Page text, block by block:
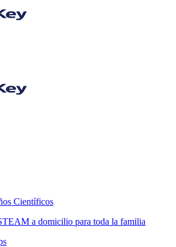
Científicos
a domicilio para toda la familia